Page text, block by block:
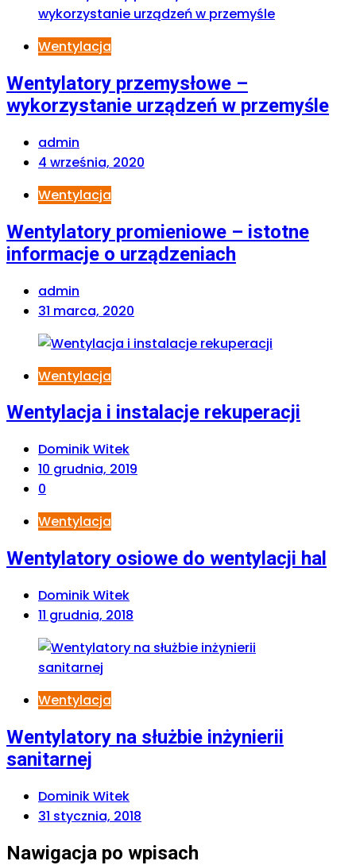
Wentylacja
Wentylatory przemysłowe –
wykorzystanie urządzeń w przemyśle
admin
4 września, 2020
Wentylacja
Wentylatory promieniowe – istotne
informacje o urządzeniach
admin
31 marca, 2020
Wentylacja
Wentylacja i instalacje rekuperacji
Dominik Witek
10 grudnia, 2019
0
Wentylacja
Wentylatory osiowe do wentylacji hal
Dominik Witek
11 grudnia, 2018
Wentylacja
Wentylatory na służbie inżynierii
sanitarnej
Dominik Witek
31 stycznia, 2018
Nawigacja po wpisach